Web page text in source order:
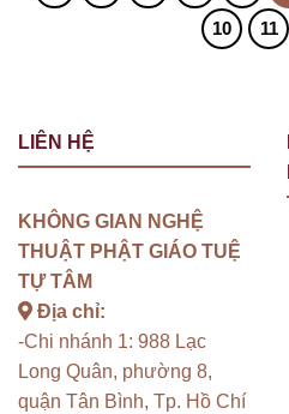
10
11
LIÊN HỆ
KHÔNG GIAN NGHỆ
THUẬT PHẬT GIÁO TUỆ
TỰ TÂM
Địa chỉ:
-Chi nhánh 1: 988 Lạc
Long Quân, phường 8,
quận Tân Bình, Tp. Hồ Chí